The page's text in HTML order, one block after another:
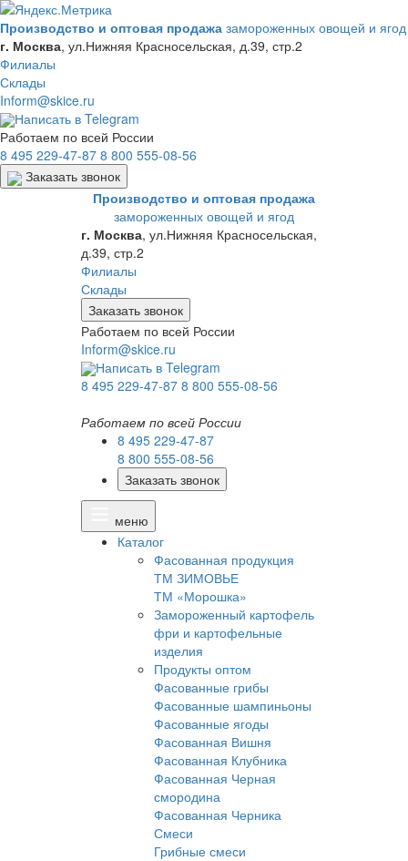
Производство и оптовая продажа замороженных овощей и ягод
г. Москва, ул.Нижняя Красносельская, д.39, стр.2
Филиалы
Склады
Inform@skice.ru
Написать в Telegram
Работаем по всей России
8 495 229-47-87 8 800 555-08-56
Заказать звонок
Производство и оптовая продажа
замороженных овощей и ягод
г. Москва, ул.Нижняя Красносельская,
д.39, стр.2
Филиалы
Склады
Заказать звонок
Работаем по всей России
Inform@skice.ru
Написать в Telegram
8 495 229-47-87 8 800 555-08-56
Работаем по всей России
8 495 229-47-87
8 800 555-08-56
Заказать звонок
меню
Каталог
Фасованная продукция
ТМ ЗИМОВЬЕ
ТМ «Морошка»
Замороженный картофель
фри и картофельные
изделия
Продукты оптом
Фасованные грибы
Фасованные шампиньоны
Фасованные ягоды
Фасованная Вишня
Фасованная Клубника
Фасованная Черная
смородина
Фасованная Черника
Смеси
Грибные смеси